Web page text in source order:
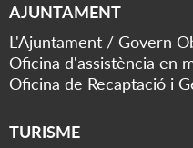
AJUNTAMENT
L'Ajuntament
Govern
Oficina d'assistència en
Oficina de Recaptació i
TURISME